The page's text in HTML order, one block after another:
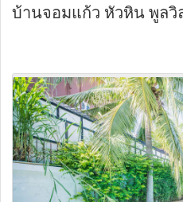
บ้านจอมแก้ว หัวหิน พูลวิ